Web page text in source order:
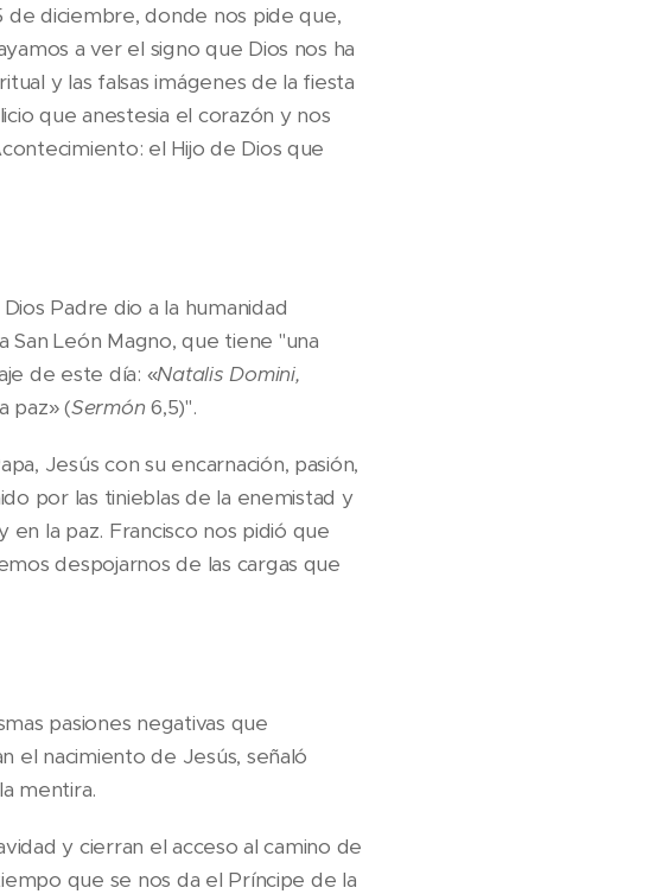
de diciembre, donde nos pide que,
a ver el signo que Dios nos ha
y las falsas imágenes de la fiesta
que anestesia el corazón y nos
el Hijo de Dios que
Padre dio a la humanidad
San León Magno, que tiene "una
de este día: «Natalis Domini,
paz» (Sermón 6,5)".
Jesús con su encarnación, pasión,
por las tinieblas de la enemistad y
la paz. Francisco nos pidió que
despojarnos de las cargas que
pasiones negativas que
el nacimiento de Jesús, señaló
mentira.
y cierran el acceso al camino de
que se nos da el Príncipe de la